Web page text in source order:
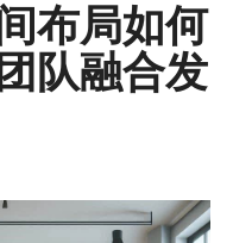
布局如何
队融合发